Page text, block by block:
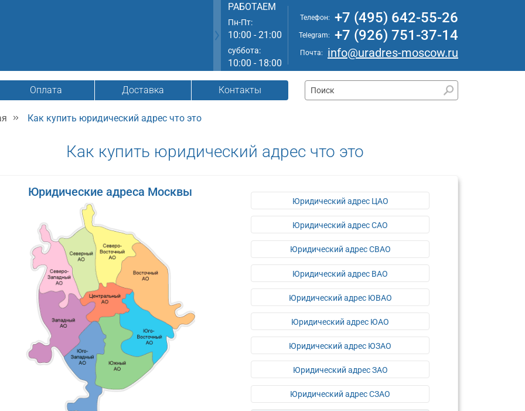
РАБОТАЕМ
Пн-Пт:
10:00 - 21:00
суббота:
10:00 - 18:00
Телефон: +7 (495) 642-55-26
Telegram: +7 (926) 751-37-14
Почта: info@uradres-moscow.ru
Оплата Доставка Контакты
Как купить юридический адрес что это
Как купить юридический адрес что это
Юридические адреса Москвы
Юридический адрес ЦАО
Юридический адрес САО
Юридический адрес СВАО
Юридический адрес ВАО
Юридический адрес ЮВАО
Юридический адрес ЮАО
Юридический адрес ЮЗАО
Юридический адрес ЗАО
Юридический адрес СЗАО